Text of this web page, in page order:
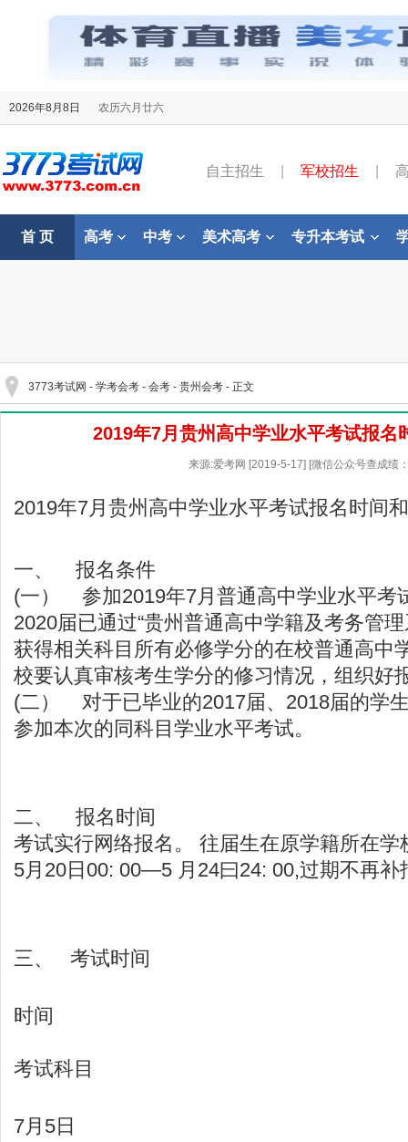
2026年8月8日 农历六月廿六
自主招生 军校招生
首 页 高考 中考 美术高考 专升本考试
3773考试网 - 学考会考 - 会考 - 贵州会考 - 正文
2019年7月贵州高中学业水平考试报名
来源:爱考网 [2019-5-17] [微信公众号查成绩
2019年7月贵州高中学业水平考试报名时间
一、 报名条件
(一） 参加2019年7月普通高中学业水平考
2020届已通过“贵州普通高中学籍及考务管
获得相关科目所有必修学分的在校普通高中
校要认真审核考生学分的修习情况，组织好
(二） 对于已毕业的2017届、2018届的学
参加本次的同科目学业水平考试。
二、 报名时间
考试实行网络报名。 往届生在原学籍所在学
5月20日00: 00—5 月24曰24: 00,过期不再补
三、 考试时间
时间
考试科目
7月5日